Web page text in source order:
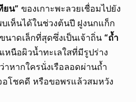
ยน” ของเกาะพะลวยเชื่อมไปยัง
เห็นได้ในช่วงต้นปี ฝูงนกแก็ก
นาดเล็กที่สุดซึ่งเป็นเจ้าถิ่น “ถ้ำ
หนือผิวน้ำทะเลใสที่มีรูปร่าง
หากใครนั่งเรือลอดผ่านถ้ำ
อโชคดี หรือขอพรแล้วสมหวัง